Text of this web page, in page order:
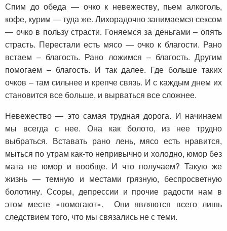
Спим до обеда — очко к невежеству, пьем алкоголь,
кофе, курим — туда же. Лихорадочно занимаемся сексом
— очко в пользу страсти. Гоняемся за деньгами – опять
страсть. Перестали есть мясо — очко к благости. Рано
встаем – благость. Рано ложимся – благость. Другим
помогаем – благость. И так далее. Где больше таких
очков – там сильнее и крепче связь. И с каждым днем их
становится все больше, и вырваться все сложнее.
Невежество — это самая трудная дорога. И начинаем
мы всегда с нее. Она как болото, из нее трудно
выбраться. Вставать рано лень, мясо есть нравится,
мыться по утрам как-то непривычно и холодно, юмор без
мата не юмор и вообще. И что получаем? Такую же
жизнь — темную и местами грязную, беспросветную
болотину. Ссоры, депрессии и прочие радости нам в
этом месте «помогают». Они являются всего лишь
следствием того, что мы связались не с теми.